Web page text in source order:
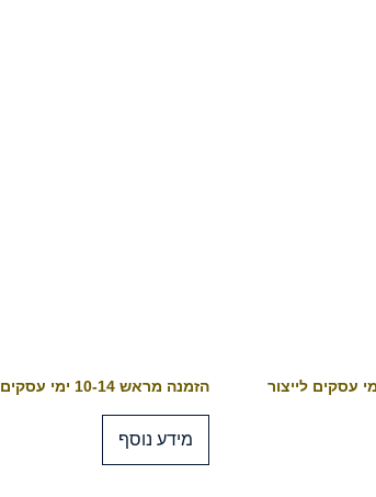
הזמנה מראש 10-14 ימי עסקים לייצור
מידע נוסף